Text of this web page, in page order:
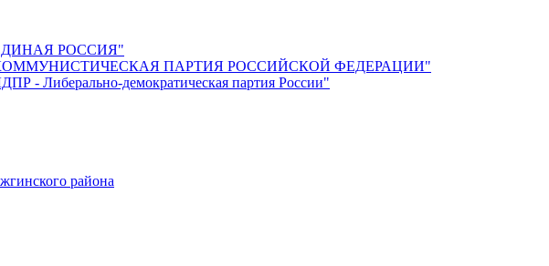
"ЕДИНАЯ РОССИЯ"
"КОММУНИСТИЧЕСКАЯ ПАРТИЯ РОССИЙСКОЙ ФЕДЕРАЦИИ"
- Либерально-демократическая партия России"
района